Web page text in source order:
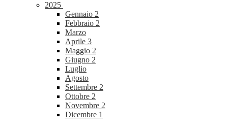
2025
Gennaio 2
Febbraio 2
Marzo
Aprile 3
Maggio 2
Giugno 2
Luglio
Agosto
Settembre 2
Ottobre 2
Novembre 2
Dicembre 1